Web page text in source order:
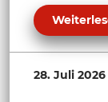
28. Juli 2026